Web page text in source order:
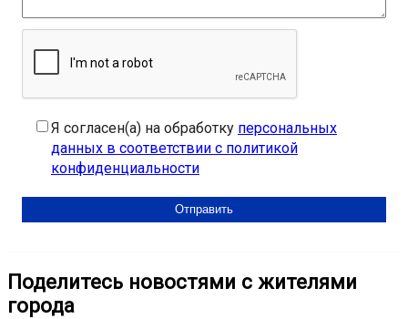
Я согласен(а) на обработку персональных
данных в соответствии с политикой
конфиденциальности
Поделитесь новостями с жителями
города